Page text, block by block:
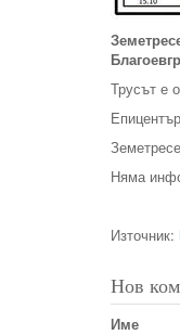
Трусът е
Няма
Източник:
Нов
Име